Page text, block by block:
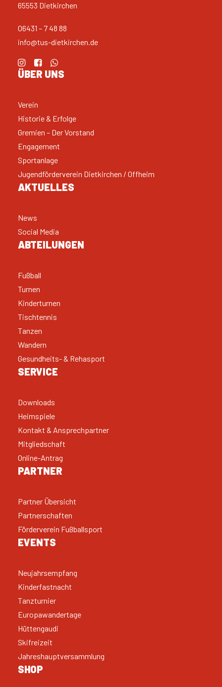
65553 Dietkirchen
06431 – 7 48 88
info@tus-dietkirchen.de
ÜBER UNS
Verein
Historie & Erfolge
Gremien – Der Vorstand
Engagement
Sportanlage
Jugendförderverein Dietkirchen / Offheim
AKTUELLES
News
Social Media
ABTEILUNGEN
Fußball
Turnen
Kinderturnen
Tischtennis
Tanzen
Wandern
Gesundheits- & Rehasport
SERVICE
Downloads
Heimspiele
Kontakt & Ansprechpartner
Mitgliedschaft
Online-Antrag
PARTNER
Partner Übersicht
Partnerschaften
Förderverein Fußballsport
EVENTS
Neujahrsempfang
Kinderfastnacht
Tanzturnier
Europawandertage
Hüttengaudi
Skifreizeit
Jahreshauptversammlung
SHOP